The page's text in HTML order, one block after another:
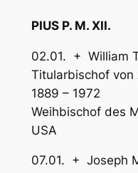
PIUS P. M. XII.
02.01. + William
1889 – 1972
Weihbischof des
USA
07.01. + Joseph